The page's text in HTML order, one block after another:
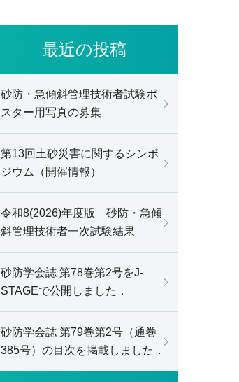
最近の投稿
砂防・急傾斜管理技術者試験ポ
スター用写真の募集
第13回土砂災害に関するシンポ
ジウム（開催情報）
令和8(2026)年度版 砂防・急傾
斜管理技術者一次試験結果
砂防学会誌 第78巻第2号をJ-
STAGEで公開しました．
砂防学会誌 第79巻第2号（通巻
385号）の目次を掲載しました．